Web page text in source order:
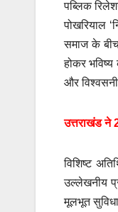
पब्लिक
पोखरियाल
समाज के
होकर
और
उत्तराखंड ने
विशिष्ट
उल्लेखनीय
मूलभूत